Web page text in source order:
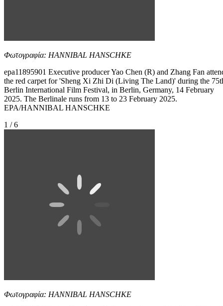
Φωτογραφία: HANNIBAL HANSCHKE
epa11895901 Executive producer Yao Chen (R) and Zhang Fan
the red carpet for 'Sheng Xi Zhi Di (Living The Land)' during the
Berlin International Film Festival, in Berlin, Germany, 14 February
2025. The Berlinale runs from 13 to 23 February 2025.
EPA/HANNIBAL HANSCHKE
1 / 6
Φωτογραφία: HANNIBAL HANSCHKE